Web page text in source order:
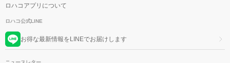
ロハコアプリについて
ロハコ公式LINE
お得な最新情報をLINEでお届けします